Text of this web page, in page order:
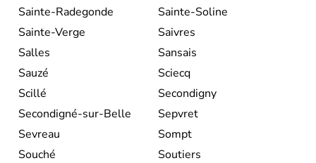
Sainte-Radegonde
Sainte-Soline
Sainte-Verge
Saivres
Salles
Sansais
Sauzé
Sciecq
Scillé
Secondigny
Secondigné-sur-Belle
Sepvret
Sevreau
Sompt
Souché
Soutiers